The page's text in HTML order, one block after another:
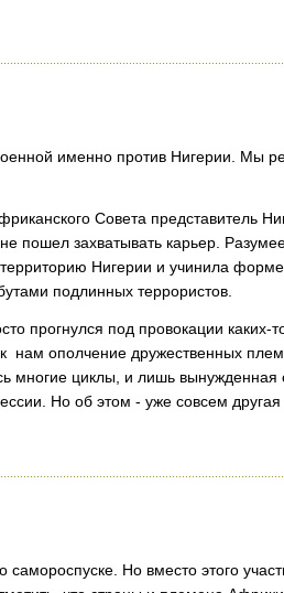
именно против Нигерии. Мы
Совета представитель
захватывать карьер.
Нигерии и учинила
подлинных террористов.
прогнулся под провокации каких-
нам ополчение дружественных
циклы, и лишь вынужденная
Но об этом - уже совсем другая
Но вместо этого